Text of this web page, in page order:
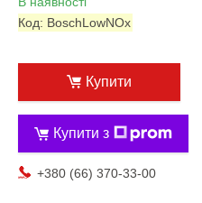
Код: BoschLowNOx
Купити
Купити з
+380 (66) 370-33-00